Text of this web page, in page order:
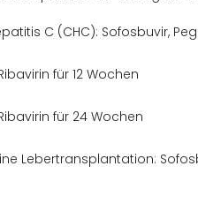
C (CHC): Sofosbuvir,
für 12 Wochen
für 24 Wochen
Lebertransplantation: